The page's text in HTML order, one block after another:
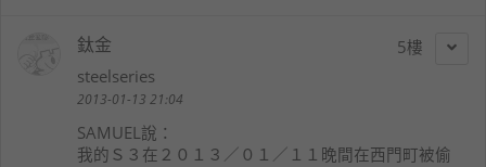
5
鈦金
steelseries
2013-01-13 21:04
SAMUEL說：
我的Ｓ３在２０１３／０１／１１晚間在西門町被偷